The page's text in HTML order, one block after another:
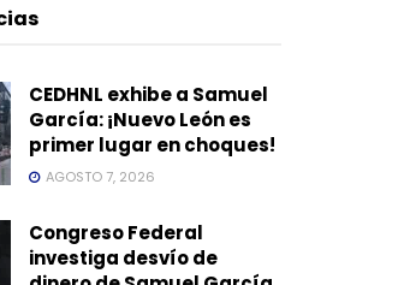
CEDHNL exhibe a Samuel
García: ¡Nuevo León es
primer lugar en choques!
AGOSTO 7, 2026
Congreso Federal
investiga desvío de